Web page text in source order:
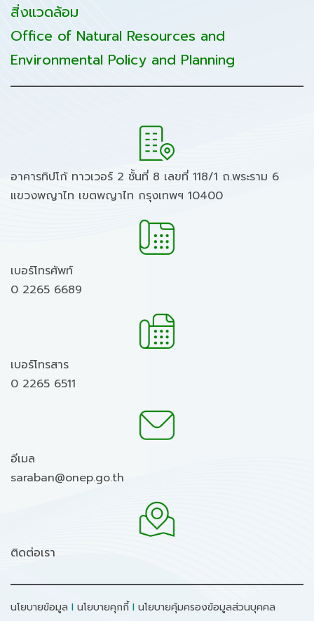
สิ่งแวดล้อม
Office of Natural Resources and
Environmental Policy and Planning
อาคารทิปโก้ ทาวเวอร์ 2 ชั้นที่ 8 เลขที่ 118/1 ถ.พระราม 6
แขวงพญาไท เขตพญาไท กรุงเทพฯ 10400
เบอร์โทรศัพท์
0 2265 6689
เบอร์โทรสาร
0 2265 6511
อีเมล
saraban@onep.go.th
ติดต่อเรา
นโยบายข้อมูล I นโยบายคุกกี้ I นโยบายคุ้มครองข้อมูลส่วนบุคคล